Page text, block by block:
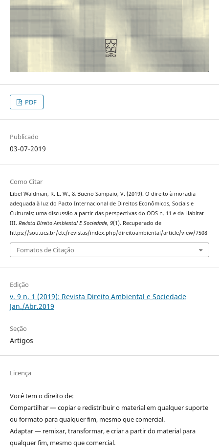
PDF
Publicado
03-07-2019
Como Citar
Libel Waldman, R. L. W., & Bueno Sampaio, V. (2019). O direito à moradia
adequada à luz do Pacto Internacional de Direitos Econômicos, Sociais e
Culturais: uma discussão a partir das perspectivas do ODS n. 11 e da Habitat
III. Revista Direito Ambiental E Sociedade, 9(1). Recuperado de
https://sou.ucs.br/etc/revistas/index.php/direitoambiental/article/view/7508
Fomatos de Citação
Edição
v. 9 n. 1 (2019): Revista Direito Ambiental e Sociedade
Jan./Abr.2019
Seção
Artigos
Licença
Você tem o direito de:
Compartilhar — copiar e redistribuir o material em qualquer suporte
ou formato para qualquer fim, mesmo que comercial.
Adaptar — remixar, transformar, e criar a partir do material para
qualquer fim, mesmo que comercial.